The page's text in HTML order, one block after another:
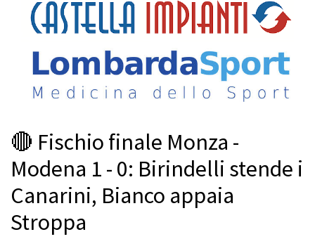
🔴 Fischio finale Monza -
Modena 1 - 0: Birindelli stende i
Canarini, Bianco appaia
Stroppa